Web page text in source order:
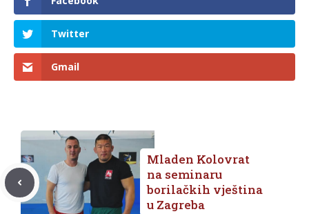
Twitter
Gmail
Mladen Kolovrat
na seminaru
borilačkih vještina
u Zagreba